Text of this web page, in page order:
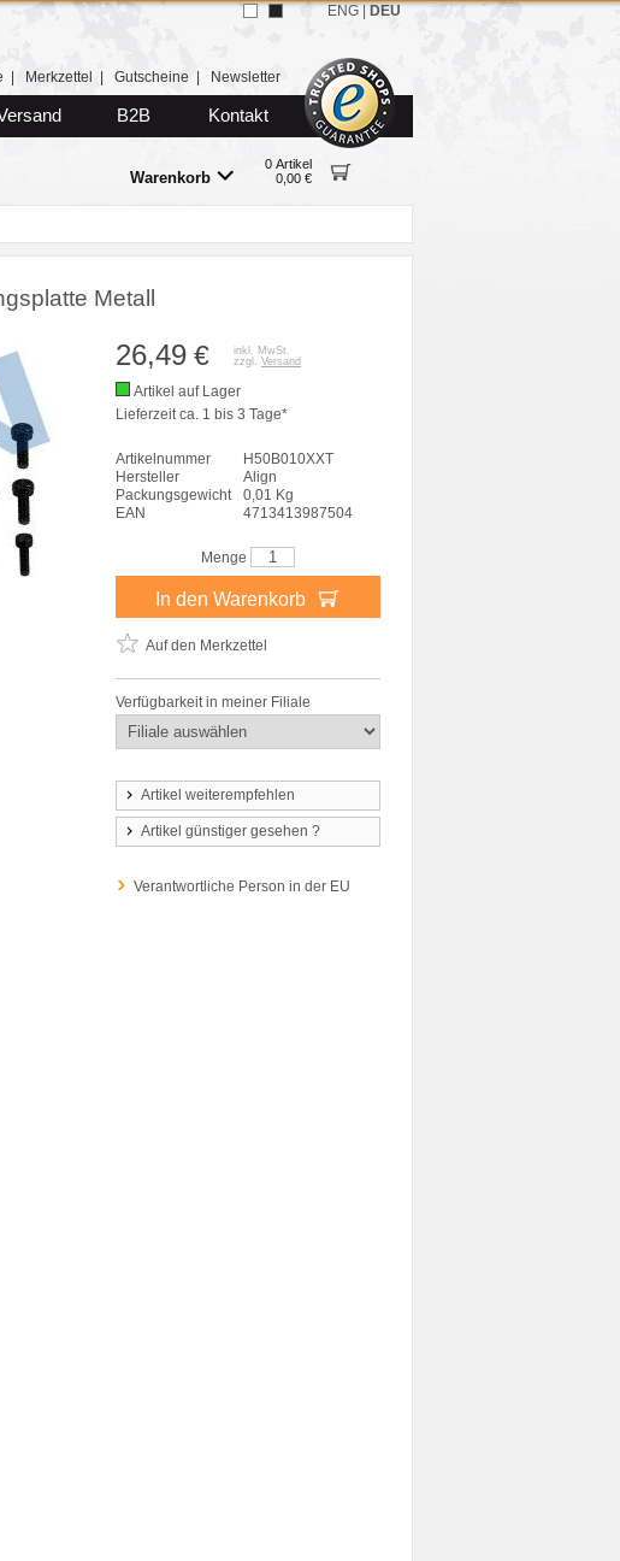
Merkzettel Gutscheine Newsletter
B2B Kontakt
Warenkorb
0 Artikel
0,00 €
ENG DEU
Metall
26,49 €
inkl. MwSt.
zzgl. Versand
Artikel auf Lager
Lieferzeit ca. 1 bis 3 Tage*
Artikelnummer
H50B010XXT
Hersteller
Align
Packungsgewicht
0,01 Kg
EAN
4713413987504
Menge
In den Warenkorb
Auf den Merkzettel
Verfügbarkeit in meiner Filiale
Artikel weiterempfehlen
Artikel günstiger gesehen ?
Verantwortliche Person in der EU